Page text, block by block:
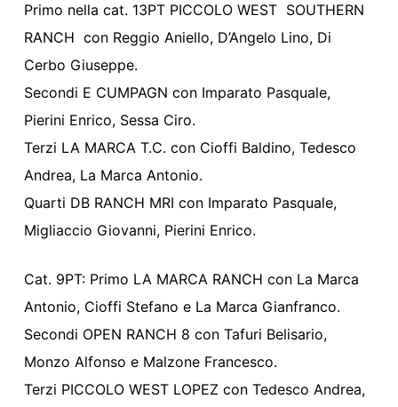
Primo nella cat. 13PT PICCOLO WEST SOUTHERN
RANCH con Reggio Aniello, D’Angelo Lino, Di
Cerbo Giuseppe.
Secondi E CUMPAGN con Imparato Pasquale,
Pierini Enrico, Sessa Ciro.
Terzi LA MARCA T.C. con Cioffi Baldino, Tedesco
Andrea, La Marca Antonio.
Quarti DB RANCH MRI con Imparato Pasquale,
Migliaccio Giovanni, Pierini Enrico.
Cat. 9PT: Primo LA MARCA RANCH con La Marca
Antonio, Cioffi Stefano e La Marca Gianfranco.
Secondi OPEN RANCH 8 con Tafuri Belisario,
Monzo Alfonso e Malzone Francesco.
Terzi PICCOLO WEST LOPEZ con Tedesco Andrea,